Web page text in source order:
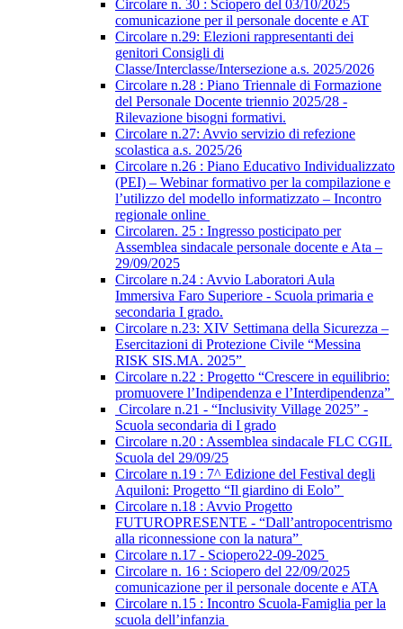
Circolare n. 30 : Sciopero del 03/10/2025
comunicazione per il personale docente e AT
Circolare n.29: Elezioni rappresentanti dei
genitori Consigli di
Classe/Interclasse/Intersezione a.s. 2025/2026
Circolare n.28 : Piano Triennale di Formazione
del Personale Docente triennio 2025/28 -
Rilevazione bisogni formativi.
Circolare n.27: Avvio servizio di refezione
scolastica a.s. 2025/26
Circolare n.26 : Piano Educativo Individualizzato
(PEI) – Webinar formativo per la compilazione e
l’utilizzo del modello informatizzato – Incontro
regionale online
Circolaren. 25 : Ingresso posticipato per
Assemblea sindacale personale docente e Ata –
29/09/2025
Circolare n.24 : Avvio Laboratori Aula
Immersiva Faro Superiore - Scuola primaria e
secondaria I grado.
Circolare n.23: XIV Settimana della Sicurezza –
Esercitazioni di Protezione Civile “Messina
RISK SIS.MA. 2025”
Circolare n.22 : Progetto “Crescere in equilibrio:
promuovere l’Indipendenza e l’Interdipendenza”
Circolare n.21 - “Inclusivity Village 2025” -
Scuola secondaria di I grado
Circolare n.20 : Assemblea sindacale FLC CGIL
Scuola del 29/09/25
Circolare n.19 : 7^ Edizione del Festival degli
Aquiloni: Progetto “Il giardino di Eolo”
Circolare n.18 : Avvio Progetto
FUTUROPRESENTE - “Dall’antropocentrismo
alla riconnessione con la natura”
Circolare n.17 - Sciopero22-09-2025
Circolare n. 16 : Sciopero del 22/09/2025
comunicazione per il personale docente e ATA
Circolare n.15 : Incontro Scuola-Famiglia per la
scuola dell’infanzia